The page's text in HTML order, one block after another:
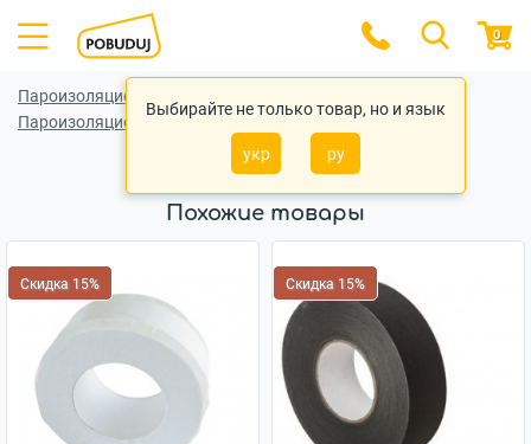
Выбирайте не только товар, но и язык
укр ру
0
Пароизоляционные (гидроизоляционные) ленты
Пароизоляционные (гидроизоляционные) ленты Soudal
Похожие товары
Скидка 15% Скидка 15%